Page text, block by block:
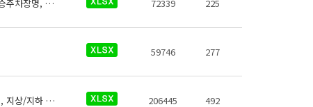
코레일 역사들의 환승주차장 데이터 (철도운영기관명, 운영노선명, 역명, 관리번호, 환승주차장명, 출입구 번호, 주차면수, 급지, 운영시간(평일), 운영시간(휴일), 주차요금, 주차요금(월정액권), 주차요금(기타), 운영기관명, 전화번호, 데이터 기준일자, 참고사항)이 있습니다.
72339 225
59746 277
코레일 역사들의 화장실에 대한 데이터로 철도운영기관명, 운영노선명, 역명, 관리번호, 지상/지하 구분, 역층, 게이트 내외 구분, (근접) 출입구번호, 상세위치, 화장실 구분, 데이터 기준일자, 참고사항이 있습니다.
206445 492